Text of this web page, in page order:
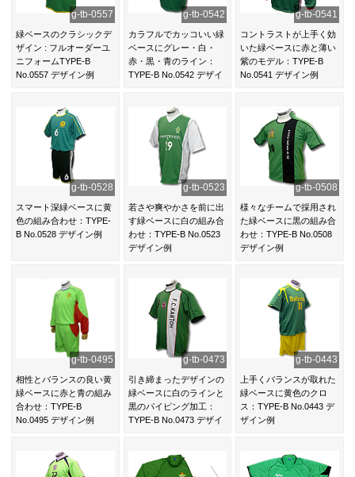
g-tb-0557
緑ベースのクラシックデ
ザイン : フルオーダーユ
ニフォームTYPE-B
No.0557 デザイン例
g-tb-0542
カラフルでカッコいい緑
ベースにグレー・白・
赤・黒・青のライン：
TYPE-B No.0542 デザイ
g-tb-0541
コントラストが上手く効
いた緑ベースに赤と薄い
紫のモデル：TYPE-B
No.0541 デザイン例
g-tb-0528
スマート深緑ベースに黄
色の組み合わせ：TYPE-
B No.0528 デザイン例
g-tb-0523
若さや爽やかさを前に出
す緑ベースに白の組み合
わせ：TYPE-B No.0523
デザイン例
g-tb-0508
様々なチームで採用され
た緑ベースに黒の組み合
わせ：TYPE-B No.0508
デザイン例
g-tb-0495
相性とバランスの良い黄
緑ベースに赤と青の組み
合わせ：TYPE-B
No.0495 デザイン例
g-tb-0473
引き締まったデザインの
緑ベースに白のラインと
黒のパイピング加工：
TYPE-B No.0473 デザイ
g-tb-0443
上手くバランスが取れた
緑ベースに黄色のクロ
ス：TYPE-B No.0443 デ
ザイン例